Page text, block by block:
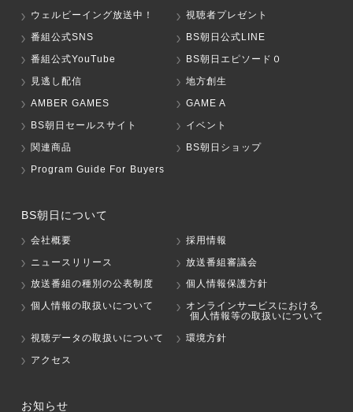
ウェルビーイング放送中！
視聴者プレゼント
番組公式SNS
BS朝日公式LINE
番組公式YouTube
BS朝日エピソード０
見逃し配信
地方創生
AMBER GAMES
GAME A
BS朝日セールスサイト
イベント
関連商品
BS朝日ショップ
Program Guide For Buyers
BS朝日について
会社概要
採用情報
ニュースリリース
放送番組審議会
放送番組の種別の公表制度
個人情報保護方針
個人情報の取扱いについて
オンラインサービスにおける
個人情報等の取扱いについて
視聴データの取扱いについて
環境方針
アクセス
お知らせ